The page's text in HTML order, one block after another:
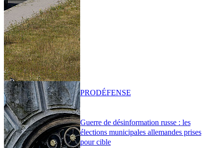
Guerre de désinformation russe : les
élections municipales allemandes prises
pour cible
PRODÉFENSE